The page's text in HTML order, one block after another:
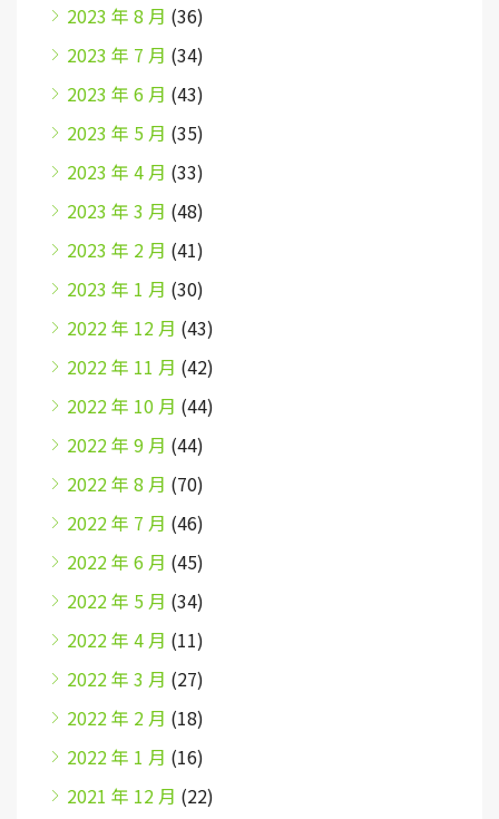
2023 年 8 月 (36)
2023 年 7 月 (34)
2023 年 6 月 (43)
2023 年 5 月 (35)
2023 年 4 月 (33)
2023 年 3 月 (48)
2023 年 2 月 (41)
2023 年 1 月 (30)
2022 年 12 月 (43)
2022 年 11 月 (42)
2022 年 10 月 (44)
2022 年 9 月 (44)
2022 年 8 月 (70)
2022 年 7 月 (46)
2022 年 6 月 (45)
2022 年 5 月 (34)
2022 年 4 月 (11)
2022 年 3 月 (27)
2022 年 2 月 (18)
2022 年 1 月 (16)
2021 年 12 月 (22)